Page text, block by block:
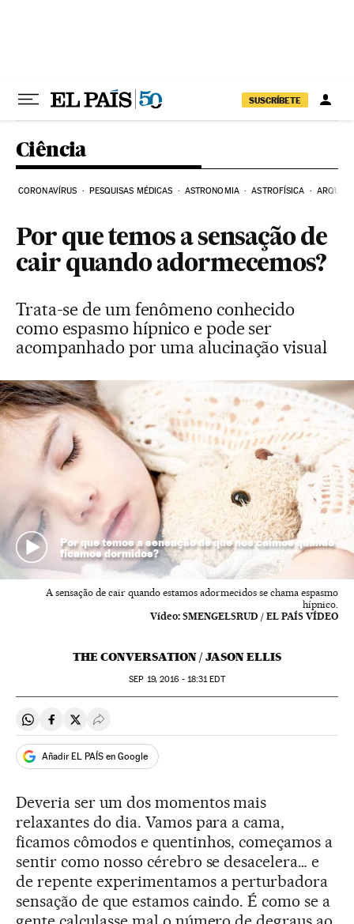
SUSCRÍBETE
Ciência
CORONAVÍRUS PESQUISAS MÉDICAS ASTRONOMIA ASTROFÍSICA
Por que temos a sensação de
cair quando adormecemos?
Trata-se de um fenômeno conhecido
como espasmo hípnico e pode ser
acompanhado por uma alucinação visual
Por que temos a sensação de que nos caímos quando
ficamos dormidos?
A sensação de cair quando estamos adormecidos se chama espasmo
hípnico.
Vídeo: SMENGELSRUD / EL PAÍS VÍDEO
THE CONVERSATION / JASON ELLIS
SEP 19, 2016 - 18:31EDT
Compartir en Whatsapp
Compartir en Facebook
Compartir en Twitter
Desplegar Redes Sociales
Añadir EL PAÍS en Google
Deveria ser um dos momentos mais
relaxantes do dia. Vamos para a cama,
ficamos cômodos e quentinhos, começamos a
sentir como nosso cérebro se desacelera… e
de repente experimentamos a perturbadora
sensação de que estamos caindo. É como se a